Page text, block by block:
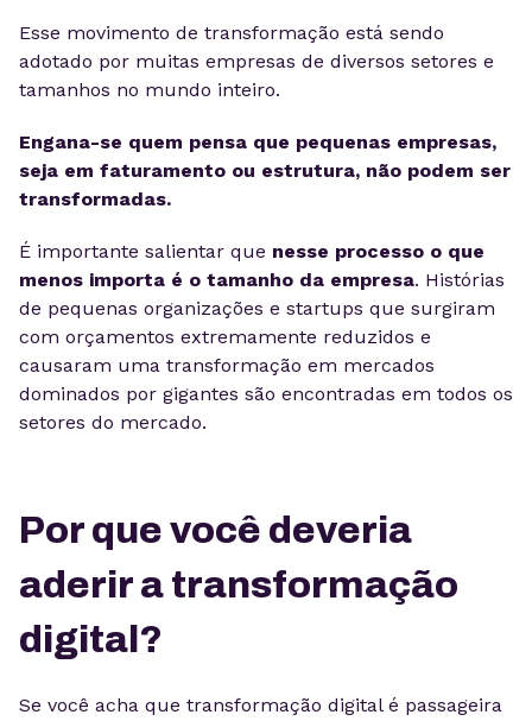
Esse movimento de transformação está sendo
adotado por muitas empresas de diversos setores e
tamanhos no mundo inteiro.
Engana-se quem pensa que pequenas empresas,
seja em faturamento ou estrutura, não podem ser
transformadas.
É importante salientar que nesse processo o que
menos importa é o tamanho da empresa. Histórias
de pequenas organizações e startups que surgiram
com orçamentos extremamente reduzidos e
causaram uma transformação em mercados
dominados por gigantes são encontradas em todos os
setores do mercado.
Por que você deveria
aderir a transformação
digital?
Se você acha que transformação digital é passageira